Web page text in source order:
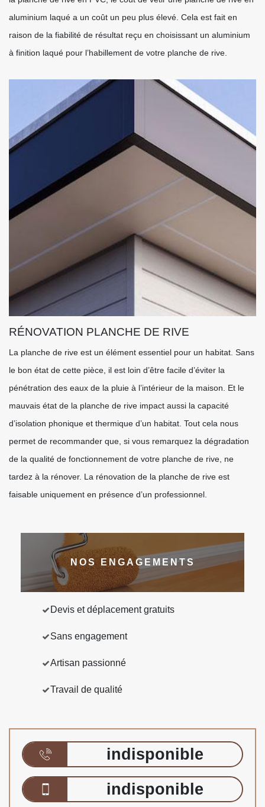
aluminium laqué a un coût un peu plus élevé. Cela est fait en
raison de la fiabilité de résultat reçu en choisissant un aluminium
à finition laqué pour l’habillement de votre planche de rive.
RÉNOVATION PLANCHE DE RIVE
La planche de rive est un élément essentiel pour un habitat. Sans
le bon état de cette pièce, il est loin d’être facile d’éviter la
pénétration des eaux de la pluie à l’intérieur de la maison. Et le
mauvais état de la planche de rive impact aussi la capacité
d’isolation phonique et thermique d’un habitat. Tout cela nous
permet de recommander que, si vous remarquez la dégradation
de la qualité de fonctionnement de votre planche de rive, ne
tardez à la rénover. La rénovation de la planche de rive est
faisable uniquement en présence d’un professionnel.
NOS ENGAGEMENTS
Devis et déplacement gratuits
Sans engagement
Artisan passionné
Travail de qualité
indisponible
indisponible